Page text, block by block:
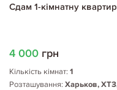
Сдам 1-кімнатну
4 000 грн
Кількість кімнат: 1
Розташування: Харьков,